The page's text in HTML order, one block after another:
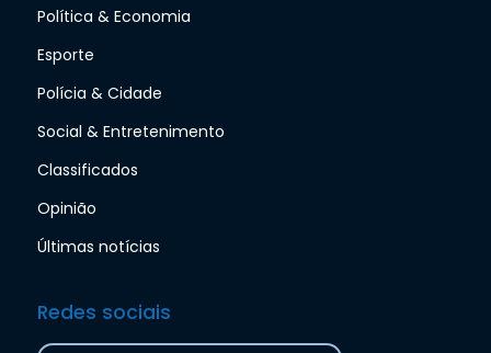
Política & Economia
Esporte
Polícia & Cidade
Social & Entretenimento
Classificados
Opinião
Últimas notícias
Redes sociais